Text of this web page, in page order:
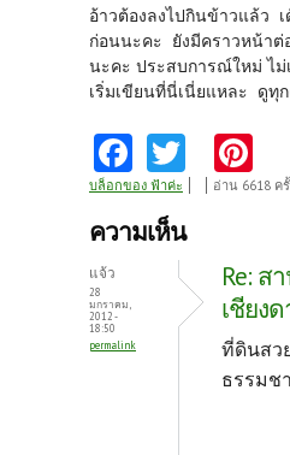
อ้าวต้องลงไปกินข้าวแล้ว
ก่อนนะคะ ยังมีคราวหน้าต่
นะคะ ประสบการณ์ใหม่ ไม่
เริ่มเขียนที่นี่เนี่ยแหละ ดูทุ
Fa
ce
b
k
w
itt
nt
es
t
บล็อกของ ฟ้าค่ะ อ่าน 6618 ค
ความเห็น
แจ้ว
28
มกราคม,
2012 -
18:50
permalink
Re: ส
เชียง
ที่ดินสว
ธรรมช